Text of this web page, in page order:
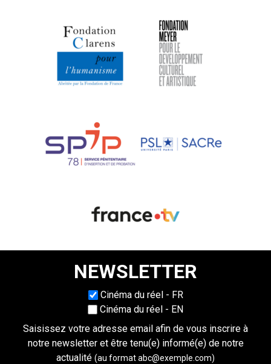
NEWSLETTER
Choisissez une langueCinéma du réel - FR
Cinéma du réel - EN
Saisissez votre adresse email afin de vous inscrire à
notre newsletter et être tenu(e) informé(e) de notre
actualité (au format abc@exemple.com)